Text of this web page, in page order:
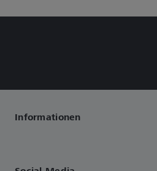
Informationen